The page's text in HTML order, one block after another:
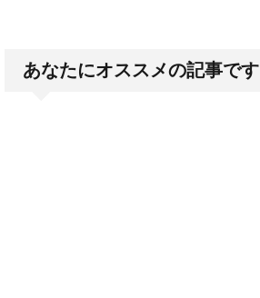
あなたにオススメの記事です